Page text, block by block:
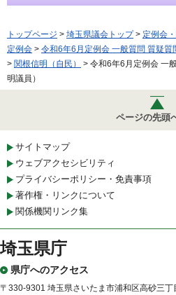
トップページ > 埼玉県議会トップ> 定例会
定例会 > 令和6年6月定例会 一般質問 質疑質
> 関根信明（自民）
> 令和6年6月定例会 一
明議員）
ページの先頭
サイトマップ
ウェブアクセシビリティ
プライバシーポリシー・免責事項
著作権・リンクについて
関係機関リンク集
埼玉県庁
県庁へのアクセス
〒330-9301 埼玉県さいたま市浦和区高砂三丁